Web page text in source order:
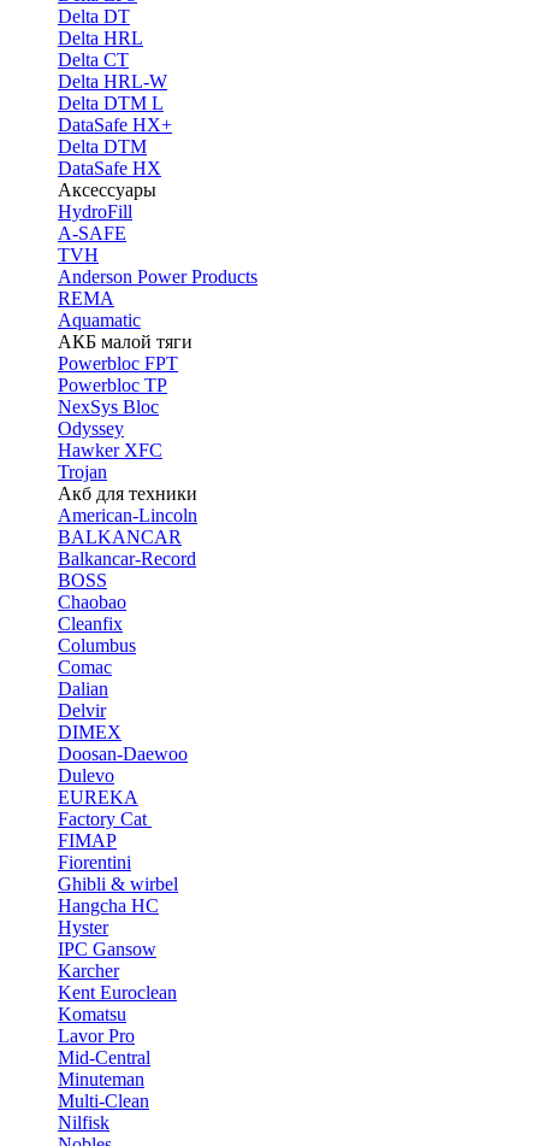
Delta DT
Delta HRL
Delta CT
Delta HRL-W
Delta DTM L
DataSafe HX+
Delta DTM
DataSafe HX
Аксессуары
HydroFill
A-SAFE
TVH
Anderson Power Products
REMA
Aquamatic
АКБ малой тяги
Powerbloc FPT
Powerbloc TP
NexSys Bloc
Odyssey
Hawker XFC
Trojan
Акб для техники
American-Lincoln
BALKANCAR
Balkancar-Record
BOSS
Chaobao
Cleanfix
Columbus
Comac
Dalian
Delvir
DIMEX
Doosan-Daewoo
Dulevo
EUREKA
Factory Cat
FIMAP
Fiorentini
Ghibli & wirbel
Hangcha HC
Hyster
IPC Gansow
Karcher
Kent Euroclean
Komatsu
Lavor Pro
Mid-Central
Minuteman
Multi-Clean
Nilfisk